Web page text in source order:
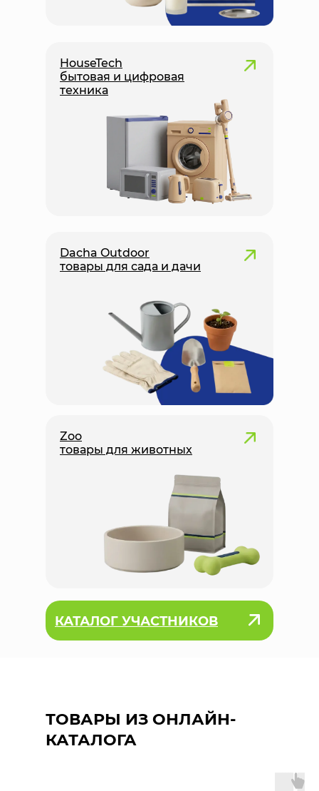
HouseTech
бытовая и цифровая
техника
Dacha Outdoor
товары для сада и дачи
Zoo
товары для животных
КАТАЛОГ УЧАСТНИКОВ
ТОВАРЫ ИЗ ОНЛАЙН-
КАТАЛОГА